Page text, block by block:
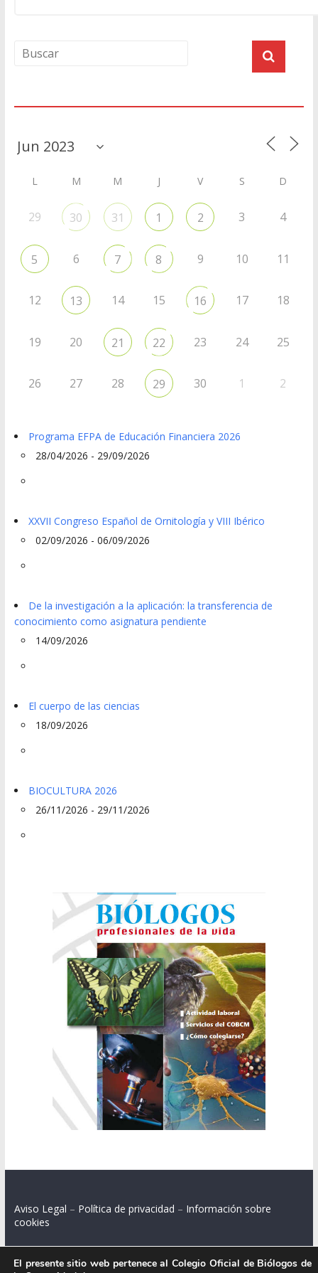
L M M J V S D
29 30 31 1 2 3 4
5 6 7 8 9 10 11
12 13 14 15 16 17 18
19 20 21 22 23 24 25
26 27 28 29 30 1 2
Programa EFPA de Educación Financiera 2026
28/04/2026 - 29/09/2026
XXVII Congreso Español de Ornitología y VIII Ibérico
02/09/2026 - 06/09/2026
De la investigación a la aplicación: la transferencia de
conocimiento como asignatura pendiente
14/09/2026
El cuerpo de las ciencias
18/09/2026
BIOCULTURA 2026
26/11/2026 - 29/11/2026
Aviso Legal – Política de privacidad – Información sobre
cookies
El presente sitio web pertenece al Colegio Oficial de Biólogos de